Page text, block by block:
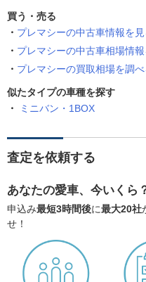
買う・売る
プレマシーの中古車情報を見
プレマシーの中古車相場情報
プレマシーの買取相場を調べ
似たタイプの車種を探す
ミニバン・1BOX
査定を依頼する
あなたの愛車、今いくら
申込み最短3時間後に最大20社
せ！